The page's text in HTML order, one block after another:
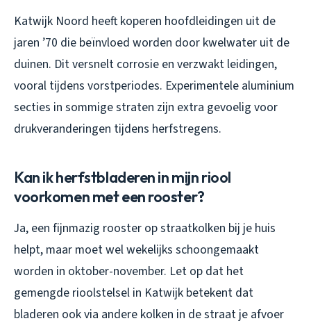
Katwijk Noord heeft koperen hoofdleidingen uit de
jaren ’70 die beïnvloed worden door kwelwater uit de
duinen. Dit versnelt corrosie en verzwakt leidingen,
vooral tijdens vorstperiodes. Experimentele aluminium
secties in sommige straten zijn extra gevoelig voor
drukveranderingen tijdens herfstregens.
Kan ik herfstbladeren in mijn riool
voorkomen met een rooster?
Ja, een fijnmazig rooster op straatkolken bij je huis
helpt, maar moet wel wekelijks schoongemaakt
worden in oktober-november. Let op dat het
gemengde rioolstelsel in Katwijk betekent dat
bladeren ook via andere kolken in de straat je afvoer